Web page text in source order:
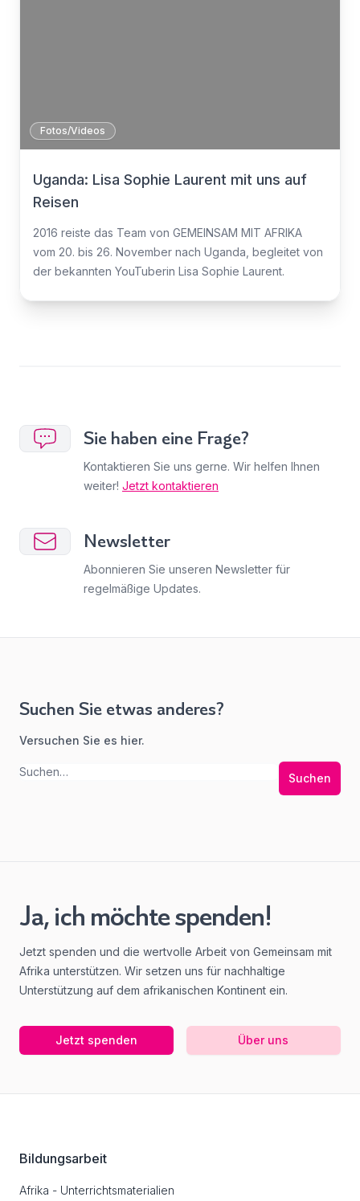
Fotos/Videos
Uganda: Lisa Sophie Laurent mit uns auf
Reisen
2016 reiste das Team von GEMEINSAM MIT AFRIKA
vom 20. bis 26. November nach Uganda, begleitet von
der bekannten YouTuberin Lisa Sophie Laurent.
Sie haben eine Frage?
Kontaktieren Sie uns gerne. Wir helfen Ihnen
weiter! Jetzt kontaktieren
Newsletter
Abonnieren Sie unseren Newsletter für
regelmäßige Updates.
Suchen Sie etwas anderes?
Versuchen Sie es hier.
Suchen
Ja, ich möchte spenden!
Jetzt spenden und die wertvolle Arbeit von Gemeinsam mit
Afrika unterstützen. Wir setzen uns für nachhaltige
Unterstützung auf dem afrikanischen Kontinent ein.
Jetzt spenden Über uns
Bildungsarbeit
Afrika - Unterrichtsmaterialien